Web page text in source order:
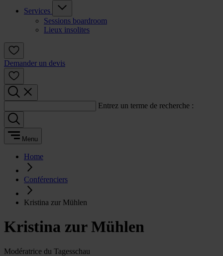
Services
Sessions boardroom
Lieux insolites
Demander un devis
Entrez un terme de recherche :
Menu
Home
Conférenciers
Kristina zur Mühlen
Kristina zur Mühlen
Modératrice du Tagesschau